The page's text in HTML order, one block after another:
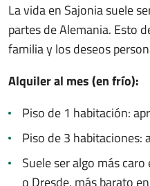
La vida en Sajonia suele
partes de Alemania. Esto
familia y los deseos
Alquiler al mes (en frío):
Piso de 1 habitación:
Piso de 3 habitaciones:
Suele ser algo más
o Dresde, más barato